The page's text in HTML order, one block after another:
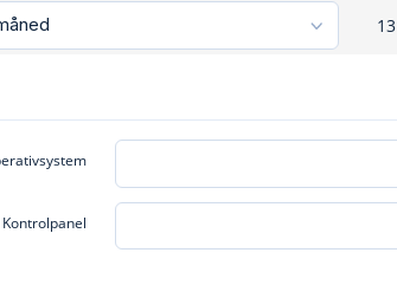
Kontrolpanel